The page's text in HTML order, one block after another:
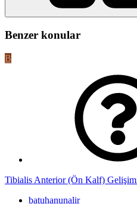
Benzer konular
B
Tibialis Anterior (Ön Kalf)
batuhanunalir